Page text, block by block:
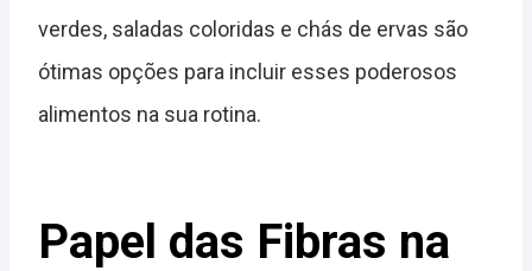
verdes, saladas coloridas e chás de ervas são
ótimas opções para incluir esses poderosos
alimentos na sua rotina.
Papel das Fibras na